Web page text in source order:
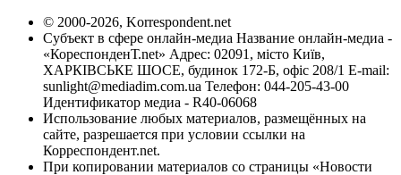
© 2000-2026, Korrespondent.net
Субъект в сфере онлайн-медиа Название онлайн-медиа -
«КореспонденТ.net» Адрес: 02091, місто Київ,
ХАРКІВСЬКЕ ШОСЕ, будинок 172-Б, офіс 208/1 E-mail:
sunlight@mediadim.com.ua Телефон: 044-205-43-00
Идентификатор медиа - R40-06068
Использование любых материалов, размещённых на
сайте, разрешается при условии ссылки на
Корреспондент.net.
При копировании материалов со страницы «Новости